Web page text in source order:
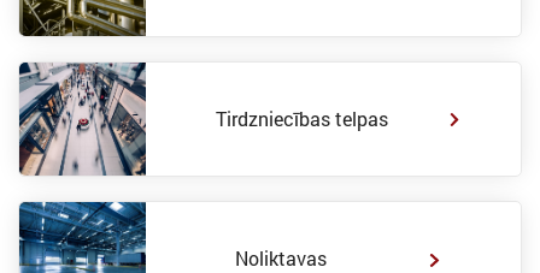
Tirdzniecības telpas
Noliktavas